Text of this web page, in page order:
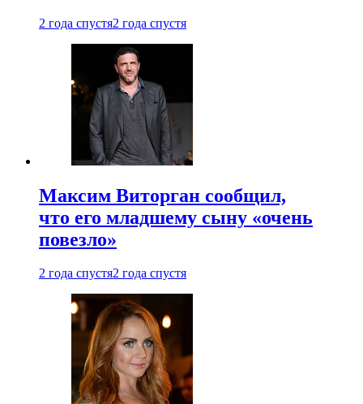
2 года спустя2 года спустя
Максим Виторган сообщил,
что его младшему сыну «очень
повезло»
2 года спустя2 года спустя